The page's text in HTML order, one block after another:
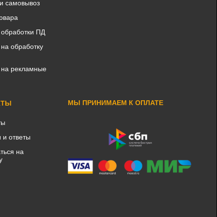
самовывоз
ПД
обработку
рекламные
ответы
на
МЫ ПРИНИМАЕМ К ОПЛАТЕ